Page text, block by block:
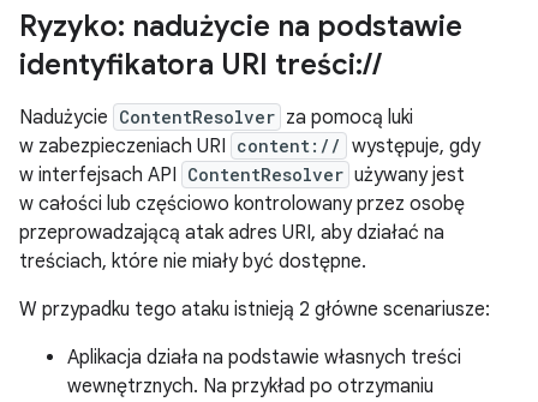
Ryzyko: nadużycie na podstawie
identyfikatora URI treści://
Nadużycie ContentResolver za pomocą luki
w zabezpieczeniach URI content:// występuje, gdy
w interfejsach API ContentResolver używany jest
w całości lub częściowo kontrolowany przez osobę
przeprowadzającą atak adres URI, aby działać na
treściach, które nie miały być dostępne.
W przypadku tego ataku istnieją 2 główne scenariusze:
Aplikacja działa na podstawie własnych treści
wewnętrznych. Na przykład po otrzymaniu